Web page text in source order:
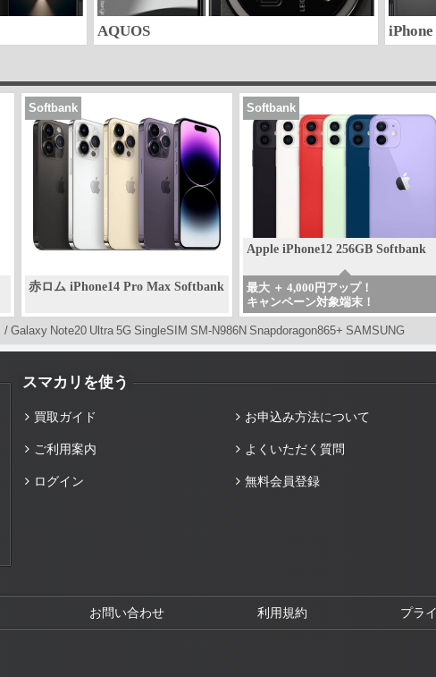
AQUOS iPhone
Softbank
赤ロム iPhone14 Pro Max Softbank
Softbank
Apple iPhone12 256GB Softbank
最大 ＋ 4,000円アップ！
キャンペーン対象端末！
/ Galaxy Note20 Ultra 5G SingleSIM SM-N986N Snapdoragon865+ SAMSUNG
スマカリを使う
買取ガイド お申込み方法について
ご利用案内 よくいただく質問
ログイン 無料会員登録
お問い合わせ 利用規約 プラ